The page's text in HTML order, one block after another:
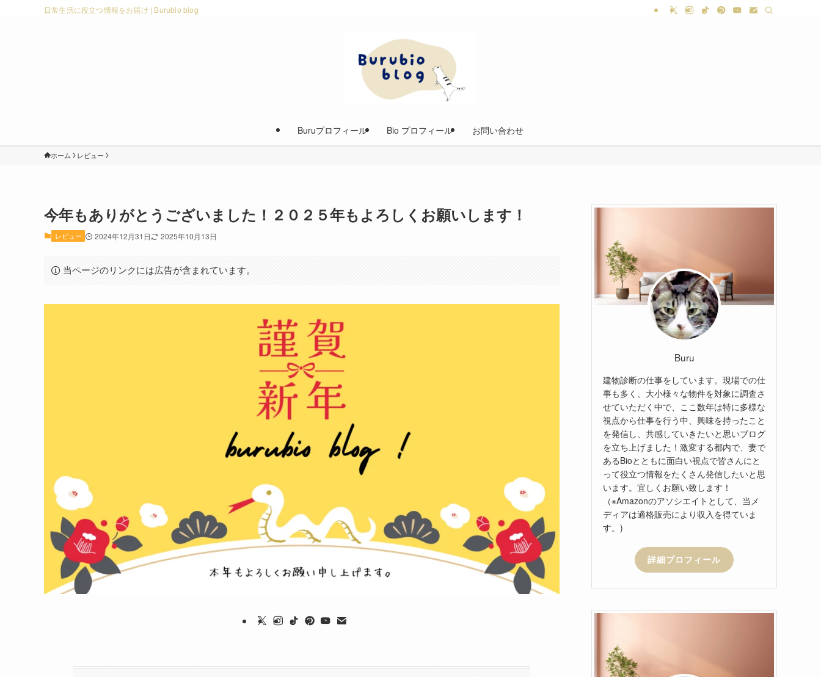
日常生活に役立つ情報をお届け | Burubio blog
Buruプロフィール Bio プロフィール お問い合わせ
ホーム レビュー
今年もありがとうございました！２０２５年もよろしくお願いします！
レビュー 2024年12月31日 2025年10月13日
当ページのリンクには広告が含まれています。
Buru
建物診断の仕事をしています。現場での仕
事も多く、大小様々な物件を対象に調査さ
せていただく中で、ここ数年は特に多様な
視点から仕事を行う中、興味を持ったこと
を発信し、共感していきたいと思いブログ
を立ち上げました！激変する都内で、妻で
あるBioとともに面白い視点で皆さんにと
って役立つ情報をたくさん発信したいと思
います。宜しくお願い致します！
（※Amazonのアソシエイトとして、当メ
ディアは適格販売により収入を得ていま
す。)
詳細プロフィール